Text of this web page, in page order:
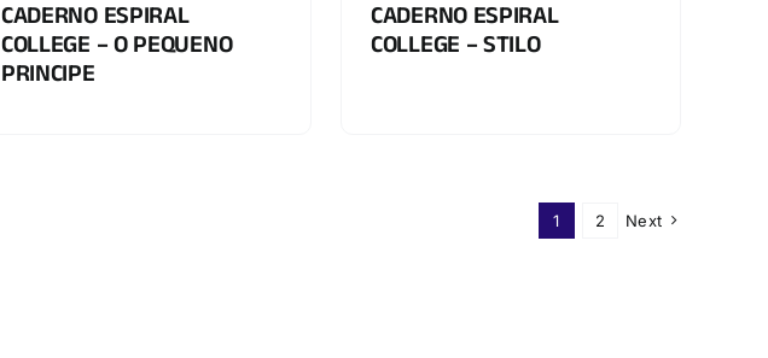
CADERNO ESPIRAL
COLLEGE – O PEQUENO
PRINCIPE
CADERNO ESPIRAL
COLLEGE – STILO
1 2 Next